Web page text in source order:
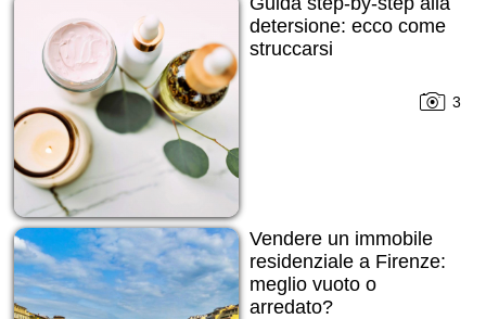
detersione: ecco come
struccarsi
3
Vendere un immobile
residenziale a Firenze:
meglio vuoto o
arredato?